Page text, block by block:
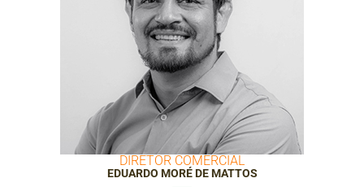
DIRETOR COMERCIAL
EDUARDO MORÉ DE MATTOS